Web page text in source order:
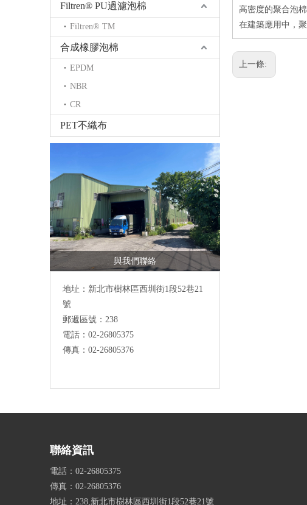
Filtren® PU過濾泡棉
Filtren® TM
合成橡膠泡棉
EPDM
NBR
CR
PET不織布
與我們聯絡
地址： 新北市樹林區西圳街1段52巷21
號
郵遞區號：238
電話：02-26805375
傳真：02-26805376
高密度的聚合泡
在建築應用中，
上一條:
聯絡資訊
電話：02-26805375
傳真：02-26805376
地址：238,新北市樹林區西圳街1段52巷21號